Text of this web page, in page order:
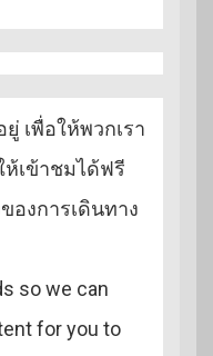
เพื่อให้พวกเรา
เข้าชมได้ฟรี
งการเดินทาง
so we can
for you to